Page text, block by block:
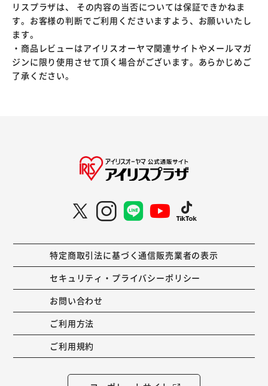
リスプラザは、 その内容の当否については保証できかねま
す。お客様の判断でご利用くださいますよう、お願いいたし
ます。
・商品レビューはアイリスオーヤマ関連サイトやメールマガ
ジンに限り使用させて頂く場合がございます。あらかじめご
了承ください。
特定商取引法に基づく通信販売業者の表示
セキュリティ・プライバシーポリシー
お問い合わせ
ご利用方法
ご利用規約